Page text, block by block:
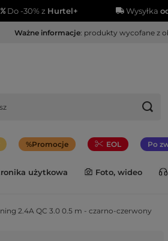
Do -30% z Hurtel+ Wysyłka
Ważne informacje: produkty wycofane z
Promocje EOL Po
użytkowa Foto, wideo
2.4A QC 3.0 0.5 m - czarno-czerwony